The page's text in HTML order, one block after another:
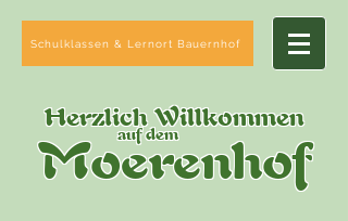
Schulklassen & Lernort Bauernhof
Herzlich Willkommen
auf dem
Moerenhof